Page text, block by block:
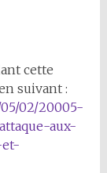
cette
suivant :
02/20005-
aux-